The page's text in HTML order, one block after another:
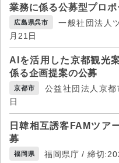
業務に係る公募型プロ
広島県呉市
一般社団法人
月21日
AIを活用した京都観光
係る企画提案の公募
京都市
公益社団法人京
日
日韓相互誘客FAMツア
募
福岡県 福岡県庁 / 締切